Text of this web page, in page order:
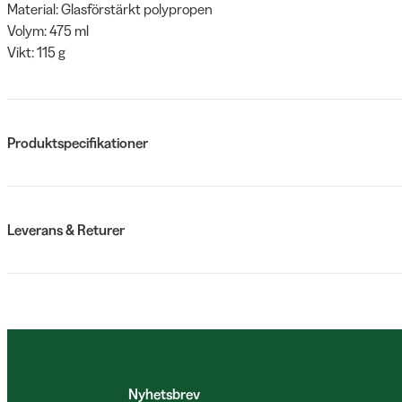
Material: Glasförstärkt polypropen
Volym: 475 ml
Vikt: 115 g
Produktspecifikationer
Leverans & Returer
Nyhetsbrev